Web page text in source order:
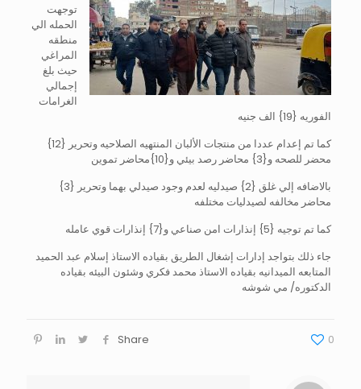
توجهت
الحمله الي
منطقه
المراغي
حيث بلغ
إجمالي
الغرامات
الفوريه {19} الف جنيه
كما تم إعدام عددا من منتجات الألبان المنتهيه الصلاحيه وتحرير {12}
محضر للصحه و{3} محاضر رصد بيئي و{10}محاضر تموين
بالاضافه إلي غلق {2} صيدليه لعدم وجود صيدلي بهما وتحرير {3}
محاضر مخالفه لصيدليات مختلفه
كما تم توجيه {5} إنذارات امن صناعي و{7} إنذارات قوي عامله
جاء ذلك بتواجد إدارات إشغال الطريق بقياده الاستاذ إسلام عبد الحميد
المتابعه الميدانيه بقياده الاستاذ محمد فكري وشئون البيئه بقياده
الدكتوره/ مي شوشه
Share 0